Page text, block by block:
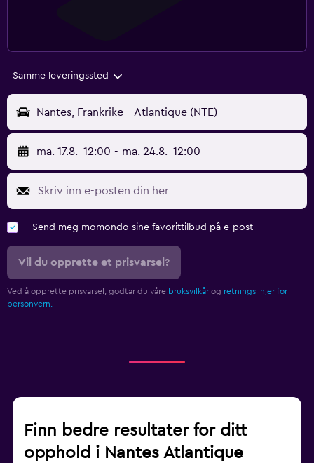
Samme leveringssted
Nantes, Frankrike - Atlantique (NTE)
ma. 17.8. 12:00 - ma. 24.8. 12:00
Send meg momondo sine favorittilbud på e-post
Vil du opprette et prisvarsel?
Ved å opprette prisvarsel, godtar du våre bruksvilkår og retningslinjer for
personvern.
Finn bedre resultater for ditt
opphold i Nantes Atlantique